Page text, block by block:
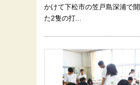
かけて下松市の笠戸島深浦で
た2隻の打...